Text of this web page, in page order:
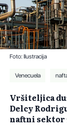
Foto: Ilustracija
Venecuela
Vršiteljica
Delcy
naftni